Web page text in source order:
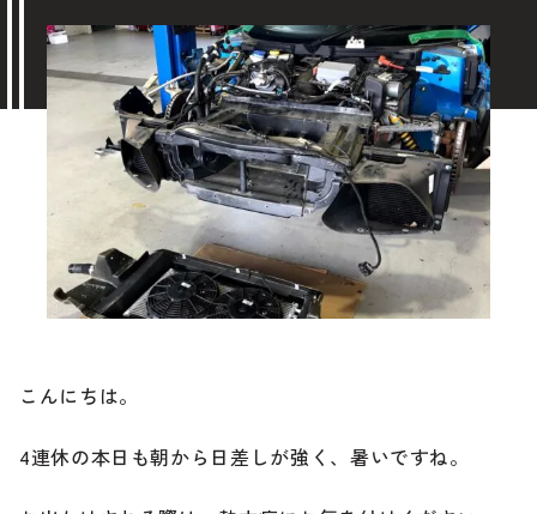
中古車販売・在庫車情報
車検・整備・修理のご依頼
中古車探しのご依頼/その他
お問い合わせフォーム
ブランド紹介
ブログ
お客様の声
タップで電話がかかります
お問い合わせ総合
058-247-8001
タップで電話がかかります
Contact Form
24時間受付対応の
こんにちは。
4連休の本日も朝から日差しが強く、暑いですね。